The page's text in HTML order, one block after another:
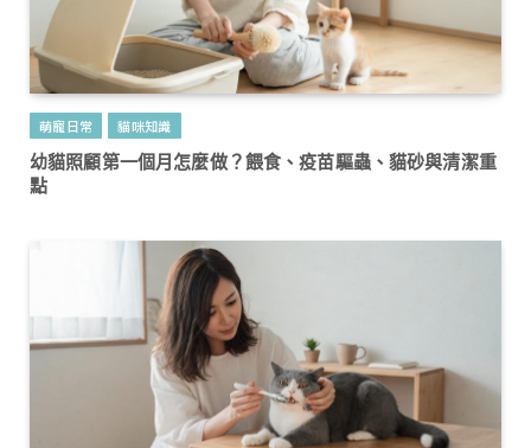
萌寵日常
貓咪知識
幼貓照顧第一個月怎麼做？餵食、疫苗驅蟲、貓砂與清潔重
點